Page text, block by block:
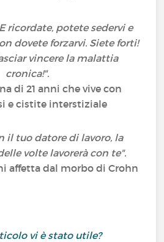
ricordate, potete sedervi e
dovete forzarvi. Siete forti!
vincere la malattia
cronica!".
di 21 anni che vive con
e cistite interstiziale
il tuo datore di lavoro, la
volte lavorerà con te".
affetta dal morbo di Crohn
vi è stato utile?